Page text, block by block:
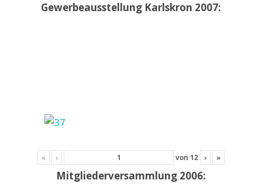
Gewerbeausstellung Karlskron 2007:
« ‹ von 12 › »
Mitgliederversammlung 2006: